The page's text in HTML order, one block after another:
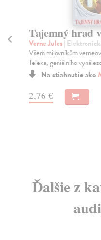
Tajemný hrad
Verne Jules|
Všem milovníkům
Teleka, geniálního
Na stiahnutie ako
2,76 €
Ďalšie z